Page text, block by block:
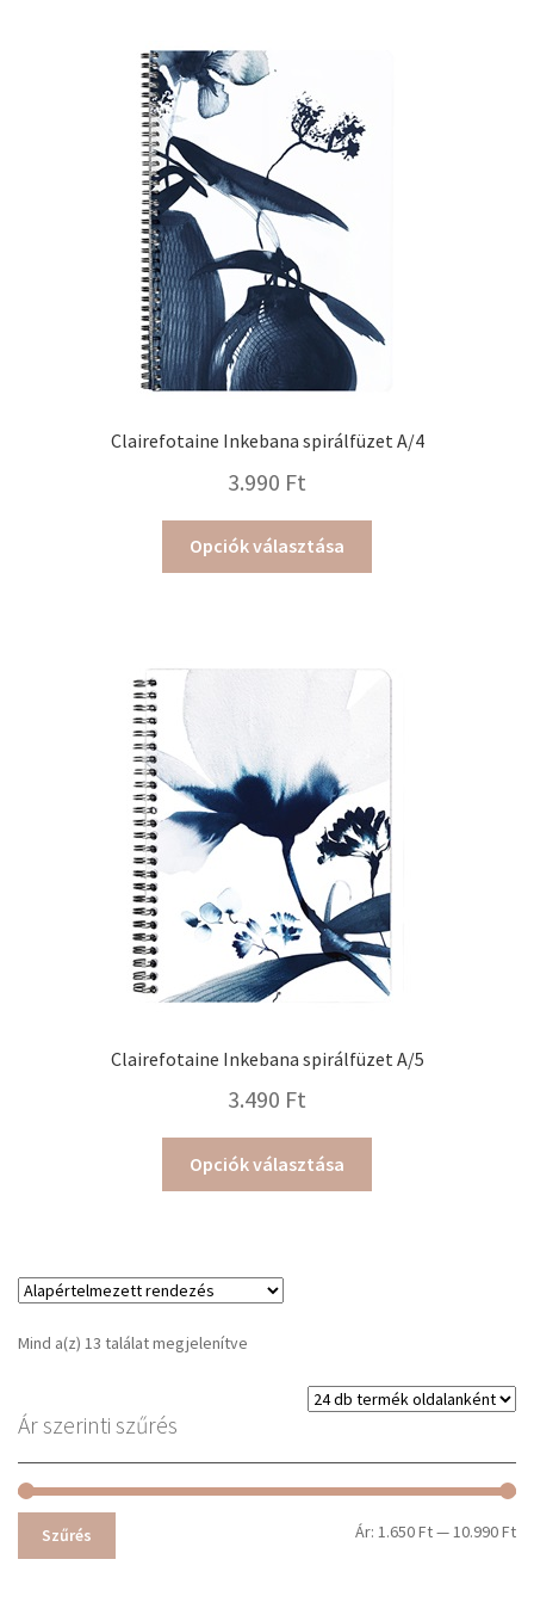
Clairefotaine Inkebana spirálfüzet A/4
3.990 Ft
Opciók választása
van.
termékoldalon
választhatók
ki
Clairefotaine Inkebana spirálfüzet A/5
3.490 Ft
Opciók választása
a
termékoldalon
Mind a(z) 13 találat megjelenítve
Ár szerinti szűrés
Szűrés Ár: 1.650 Ft—10.990 Ft